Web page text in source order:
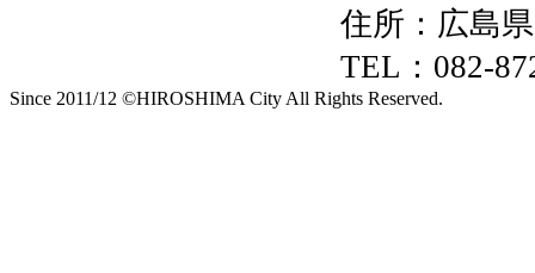
住所：広島
TEL：082-
Since 2011/12 ©HIROSHIMA City All Rights Reserved.